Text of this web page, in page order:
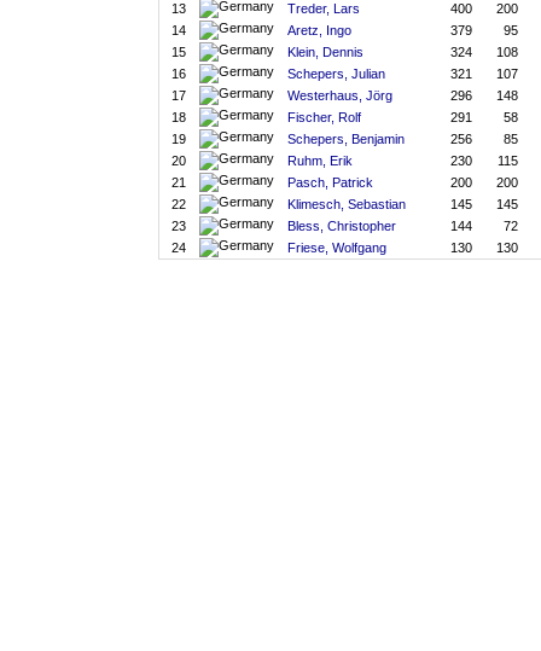
13
Treder, Lars 400
200
14
Aretz, Ingo 379
95
15
Klein, Dennis 324
108
16
Schepers, Julian 321
107
17
Westerhaus, Jörg 296
148
18
Fischer, Rolf 291
58
19
Schepers, Benjamin 256
85
20
Ruhm, Erik 230
115
21
Pasch, Patrick 200
200
22
Klimesch, Sebastian 145
145
23
Bless, Christopher 144
72
24
Friese, Wolfgang 130 130